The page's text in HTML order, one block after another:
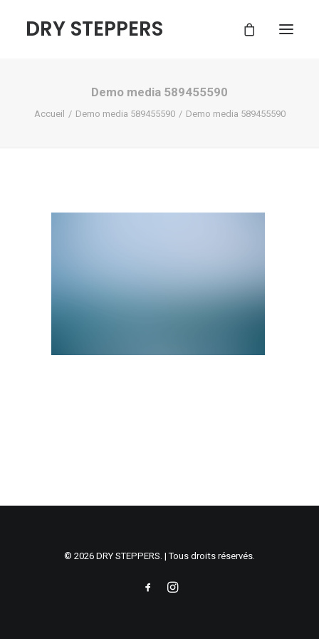
DRY STEPPERS
ACCUEIL
Demo media 589455590
Accueil Demo media 589455590 Demo media 589455590
© 2026 DRY STEPPERS. | Tous droits réservés.